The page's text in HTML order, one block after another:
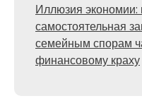
Иллюзия экономии:
самостоятельная
семейным спорам
финансовому краху